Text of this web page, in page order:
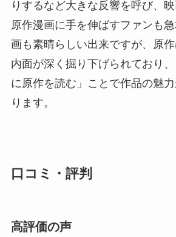
りするなど大きな反響を呼び、
原作漫画に手を伸ばすファンも
画も素晴らしい出来ですが、原
内面が深く掘り下げられており
に原作を読む」ことで作品の魅
ります。
口コミ・評判
高評価の声